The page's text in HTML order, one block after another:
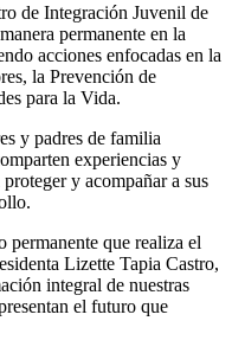
de Integración Juvenil de
permanente en la
acciones enfocadas en la
la Prevención de
para la Vida.
y padres de familia
experiencias y
y acompañar a sus
permanente que realiza el
Lizette Tapia Castro,
integral de nuestras
el futuro que